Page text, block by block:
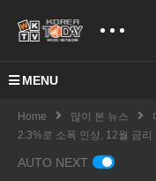
MENU
Home 많이 본 뉴스
2.3%로 소폭 인상, 12월 금리
AUTO NEXT